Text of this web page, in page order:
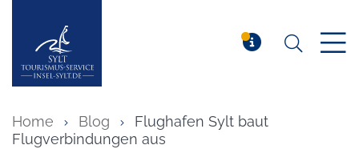
Insel Sylt Suchen
Home Blog
Flughafen Sylt baut
Flugverbindungen aus